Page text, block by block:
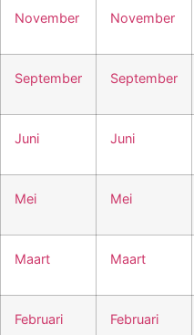
November November
September September
Juni Juni
Mei Mei
Maart Maart
Februari Februari